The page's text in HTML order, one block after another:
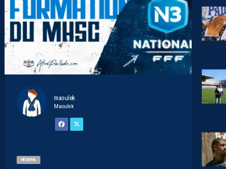
maoulek
Maoulek
RÉSERVE